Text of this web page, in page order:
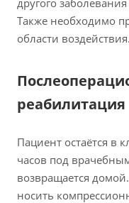
Также необходимо
области воздействия.
реабилитация
Пациент остаётся в
часов под
возвращается
носить